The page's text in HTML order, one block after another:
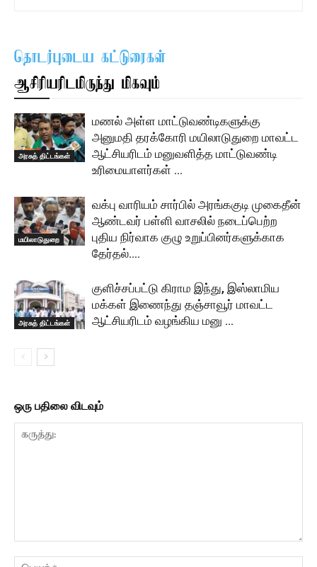
தொடர்புடைய கட்டுரைகள்
ஆசிரியரிடமிருந்து மிகவும்
அரசுத் திட்டங்கள்
மணல் அள்ள மாட்டுவண்டிகளுக்கு
அனுமதி தரக்கோரி மயிலாடுதுறை மாவட்ட
ஆட்சியரிடம் மனுவளித்த மாட்டுவண்டி
உரிமையாளர்கள் …
மயிலாடுதுறை
வக்பு வாரியம் சார்பில் அரங்ககுடி முகைதீன்
ஆண்டவர் பள்ளி வாசலில் நடைப்பெற்ற
புதிய நிர்வாக குழு உறுப்பினர்களுக்காக
தேர்தல்….
அரசுத் திட்டங்கள்
குளிச்சப்பட்டு கிராம இந்து, இஸ்லாமிய
மக்கள் இணைந்து தஞ்சாவூர் மாவட்ட
ஆட்சியரிடம் வழங்கிய மனு …
ஒரு பதிலை விடவும்